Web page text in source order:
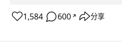
1,584 600 ↗ 分享